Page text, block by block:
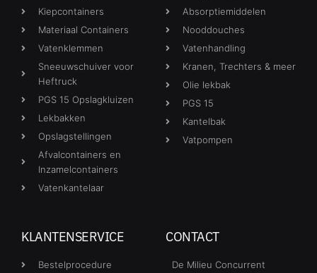
Kiepcontainers
Materiaal Containers
Vatenklemmen
Sneeuwschuiver voor
Heftruck
PGS 15 Opslagkluizen
Lekbakken
Opslagstellingen
Afvalcontainers en
Inzamelcontainers
Vatenkantelaar
Absorptiemiddelen
Nooddouches
Vatenhandling
Kranen, Trechters & meer
Olie lekbak
PGS 15
Kantelbak
Vatpompen
KLANTENSERVICE
Bestelprocedure
CONTACT
De Milieu Concurrent